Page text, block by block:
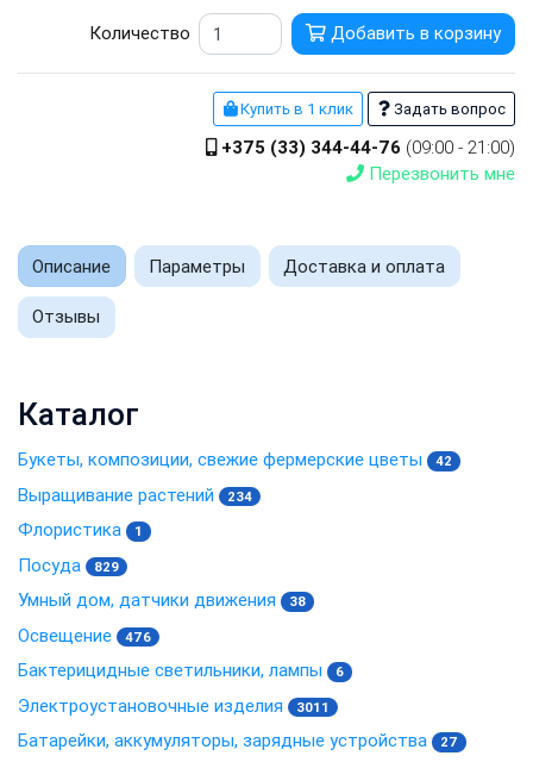
Количество Добавить в корзину
Купить в 1 клик Задать вопрос
+375 (33) 344-44-76 (09:00 - 21:00)
Перезвонить мне
Описание Параметры Доставка и оплата
Отзывы
Каталог
Букеты, композиции, свежие фермерские цветы 42
Выращивание растений 234
Флористика 1
Посуда 829
Умный дом, датчики движения 38
Освещение 476
Бактерицидные светильники, лампы 6
Электроустановочные изделия 3011
Батарейки, аккумуляторы, зарядные устройства 27